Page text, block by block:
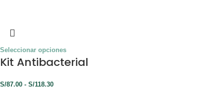
Seleccionar opciones
Kit Antibacterial
S/87.00 - S/118.30